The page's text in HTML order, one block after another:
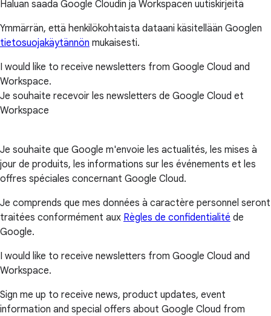
Haluan saada Google Cloudin ja Workspacen uutiskirjeitä
Ymmärrän, että henkilökohtaista dataani käsitellään Googlen
tietosuojakäytännön mukaisesti.
I would like to receive newsletters from Google Cloud and
Workspace.
Je souhaite recevoir les newsletters de Google Cloud et
Workspace
Je souhaite que Google m'envoie les actualités, les mises à
jour de produits, les informations sur les événements et les
offres spéciales concernant Google Cloud.
Je comprends que mes données à caractère personnel seront
traitées conformément aux Règles de confidentialité de
Google.
I would like to receive newsletters from Google Cloud and
Workspace.
Sign me up to receive news, product updates, event
information and special offers about Google Cloud from